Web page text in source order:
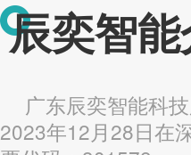
辰奕智
广东辰奕智能科
2023年12月28日在